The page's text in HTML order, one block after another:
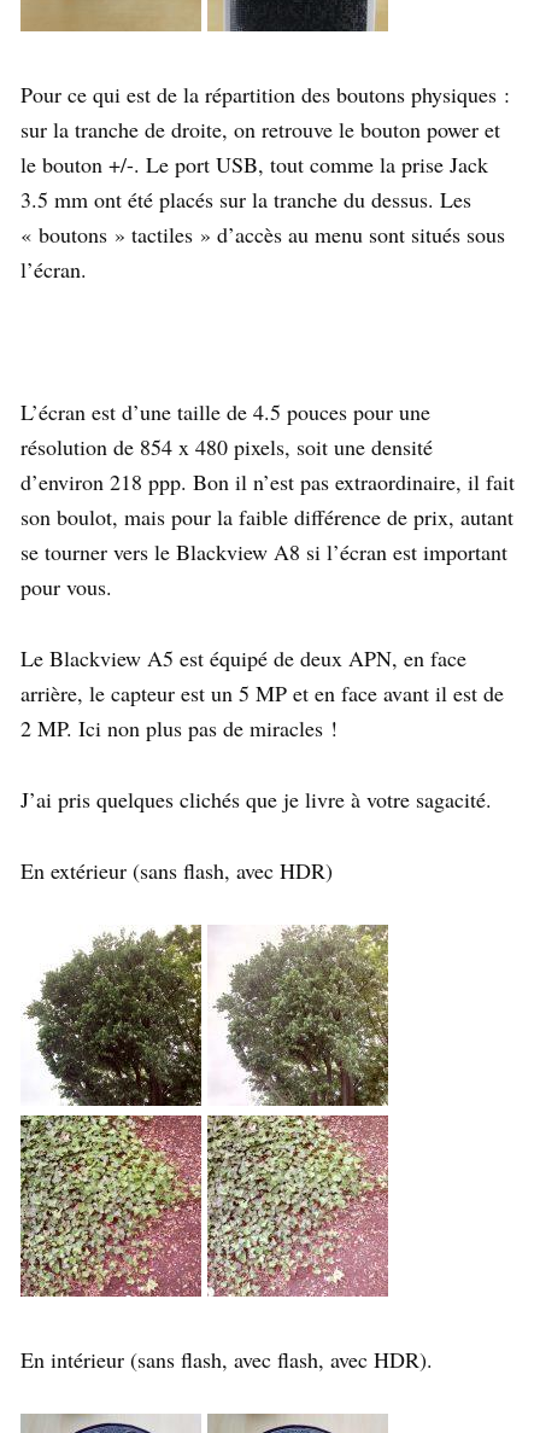
Pour ce qui est de la répartition des boutons physiques :
sur la tranche de droite, on retrouve le bouton power et
le bouton +/-. Le port USB, tout comme la prise Jack
3.5 mm ont été placés sur la tranche du dessus. Les
« boutons » tactiles » d’accès au menu sont situés sous
l’écran.
L’écran est d’une taille de 4.5 pouces pour une
résolution de 854 x 480 pixels, soit une densité
d’environ 218 ppp. Bon il n’est pas extraordinaire, il fait
son boulot, mais pour la faible différence de prix, autant
se tourner vers le Blackview A8 si l’écran est important
pour vous.
Le Blackview A5 est équipé de deux APN, en face
arrière, le capteur est un 5 MP et en face avant il est de
2 MP. Ici non plus pas de miracles !
J’ai pris quelques clichés que je livre à votre sagacité.
En extérieur (sans flash, avec HDR)
En intérieur (sans flash, avec flash, avec HDR).